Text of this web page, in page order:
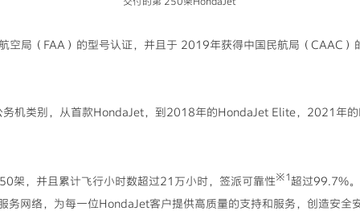
局（FAA）的型号认证，并且于 2019年获得中国民航局（CAAC）
务机类别，从首款HondaJet，到2018年的HondaJet Elite，2021年
架，并且累计飞行小时数超过21万小时，签派可靠性※1超过99.7%
务网络，为每一位HondaJet客户提供高质量的支持和服务，创造安全